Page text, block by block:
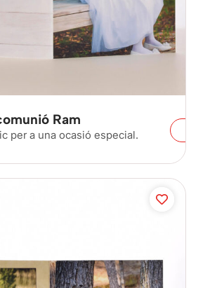
Ram
per a una ocasió especial.